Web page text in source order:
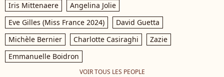
Iris Mittenaere
Angelina Jolie
Eve Gilles (Miss France 2024)
David Guetta
Michèle Bernier
Charlotte Casiraghi
Zazie
Emmanuelle Boidron
VOIR TOUS LES PEOPLE